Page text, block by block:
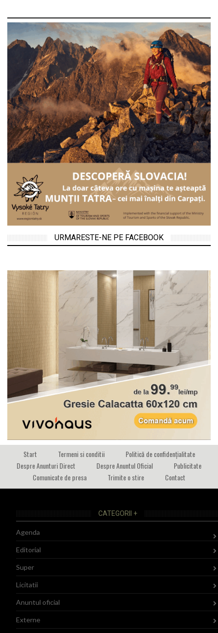
URMARESTE-NE PE FACEBOOK
Start Termeni si conditii
Politică de confidențialitate
Despre Anunturi Direct
Despre Anuntul Oficial
Publicitate
Comunicate de presa
Trimite o stire Contact
CATEGORII +
Agenda
Editorial
Super
Licitatii
Anuntul oficial
Externe